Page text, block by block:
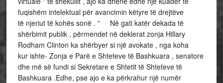
fuqishëm intelektual për avancimin këtyre të drejtëve
të njeriut të kohës sonë . ” Në gati katër dekada të
shërbimit publik , përmendet në deklerat zonja Hillary
Rodham Clinton ka shërbyer si një avokate , nga koha
kur ishte- Zonja e Parë e Shteteve të Bashkuara , senatore
dhe më së fundi si Sekretare e Shtetit të Shteteve të
Bashkuara .Edhe, pse ajo e ka përkrahur një numër